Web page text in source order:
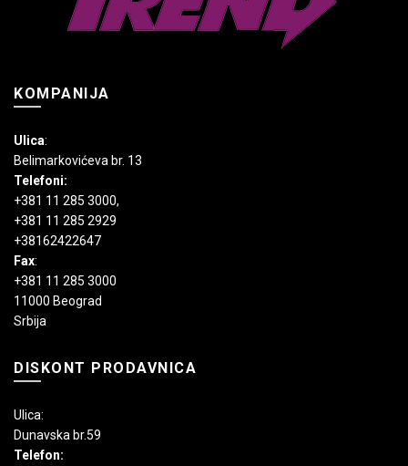
na
stranici
KOMPANIJA
Ulica:
Belimarkovićeva br. 13
Telefoni:
+381 11 285 3000,
+381 11 285 2929
+38162422647
Fax:
+381 11 285 3000
11000 Beograd
Srbija
DISKONT PRODAVNICA
Ulica:
Dunavska br.59
Telefon: